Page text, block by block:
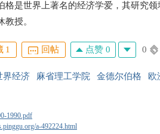
是世界上著名的经济学爱，其研究领
授。
1 回帖 点赞 0 0
界经济 麻省理工学院 金德尔伯格 欧
1990.pdf
a-492224.html